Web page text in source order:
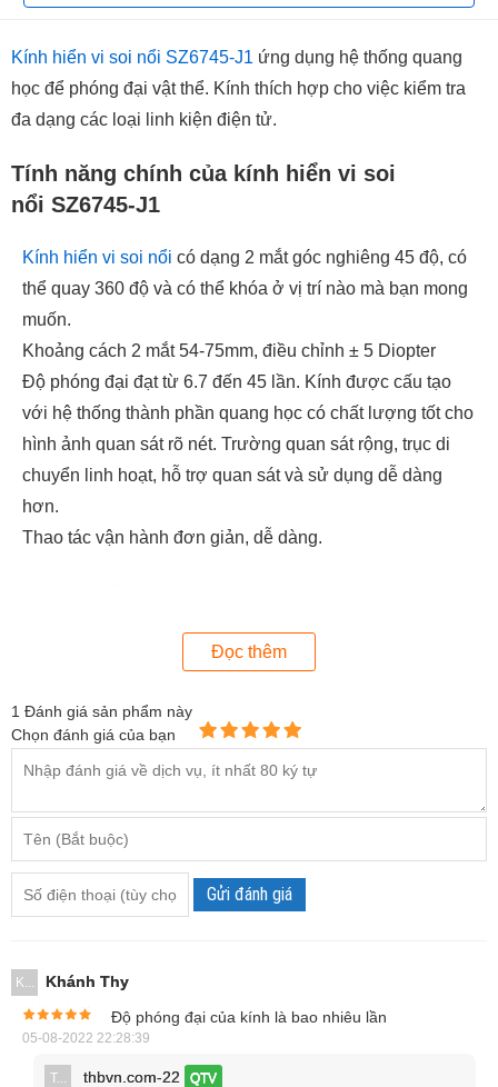
Kính hiển vi soi nổi SZ6745-J1 ứng dụng hệ thống quang
học để phóng đại vật thể. Kính thích hợp cho việc kiểm tra
đa dạng các loại linh kiện điện tử.
Tính năng chính của kính hiển vi soi
nổi SZ6745-J1
Kính hiển vi soi nổi có dạng 2 mắt góc nghiêng 45 độ, có
thể quay 360 độ và có thể khóa ở vị trí nào mà bạn mong
muốn.
Khoảng cách 2 mắt 54-75mm, điều chỉnh ± 5 Diopter
Độ phóng đại đạt từ 6.7 đến 45 lần. Kính được cấu tạo
với hệ thống thành phần quang học có chất lượng tốt cho
hình ảnh quan sát rõ nét. Trường quan sát rộng, trục di
chuyển linh hoạt, hỗ trợ quan sát và sử dụng dễ dàng
hơn.
Thao tác vận hành đơn giản, dễ dàng.
Kính hiển vi soi nổi SZ6745-J1
Đọc thêm
1 Đánh giá sản phẩm này
Chọn đánh giá của bạn
Gửi đánh giá
K...
Khánh Thy
Độ phóng đại của kính là bao nhiêu lần
05-08-2022 22:28:39
T... thbvn.com-22 QTV